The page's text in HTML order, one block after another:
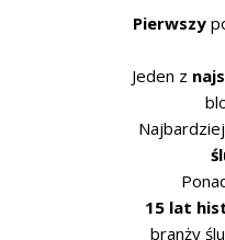
Pierwszy
Jeden z
Najbardziej
15 lat
branży